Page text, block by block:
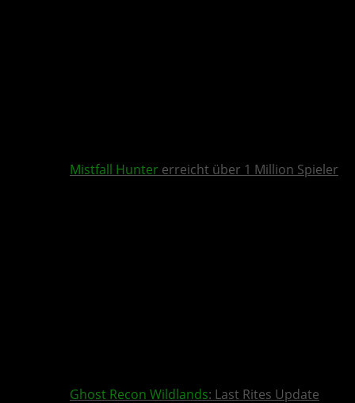
Mistfall Hunter erreicht über 1 Million Spieler
Ghost Recon Wildlands: Last Rites Update